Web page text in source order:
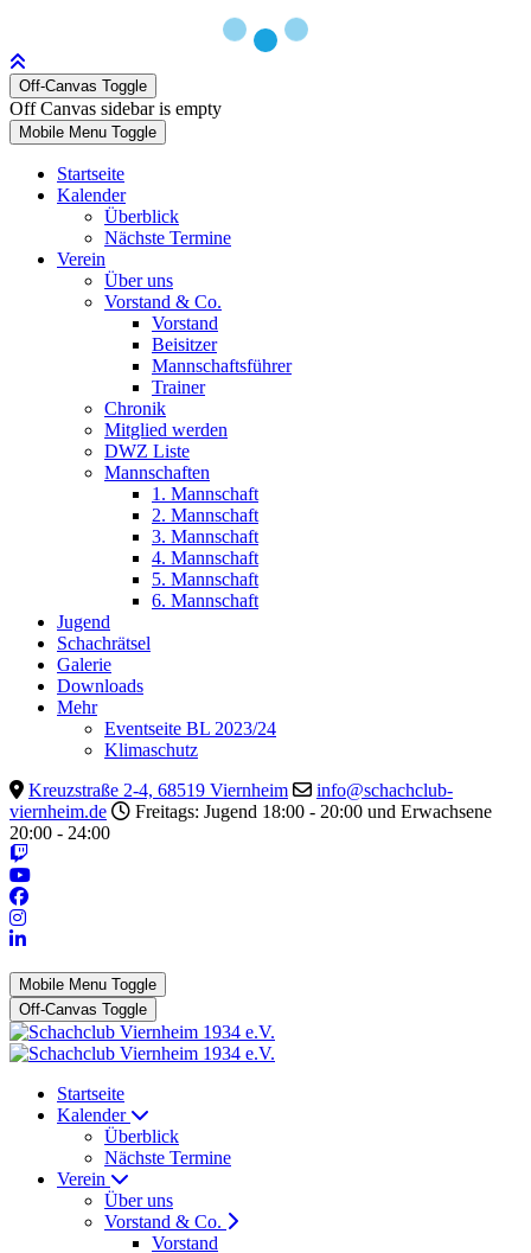
Off-Canvas Toggle
Off Canvas sidebar is empty
Mobile Menu Toggle
Startseite
Kalender
Überblick
Nächste Termine
Verein
Über uns
Vorstand & Co.
Vorstand
Beisitzer
Mannschaftsführer
Trainer
Chronik
Mitglied werden
DWZ Liste
Mannschaften
1. Mannschaft
2. Mannschaft
3. Mannschaft
4. Mannschaft
5. Mannschaft
6. Mannschaft
Jugend
Schachrätsel
Galerie
Downloads
Mehr
Eventseite BL 2023/24
Klimaschutz
Kreuzstraße 2-4, 68519 Viernheim
info@schachclub-
viernheim.de
Freitags: Jugend 18:00 - 20:00 und Erwachsene
20:00 - 24:00
Mobile Menu Toggle
Off-Canvas Toggle
Startseite
Kalender
Überblick
Nächste Termine
Verein
Über uns
Vorstand & Co.
Vorstand